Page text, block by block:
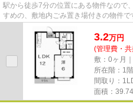
駅から徒歩7分の位置にある物件なので
すめの、敷地内ごみ置き場付きの物件
様におすすめです♪こだわりポ...
3.2万円
(管理費・
敷：0ヶ月
所在階：1階
間取り：
面積：